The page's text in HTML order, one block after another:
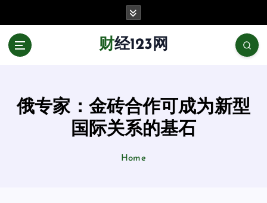
财经123网
俄专家：金砖合作可成为新型
国际关系的基石
Home